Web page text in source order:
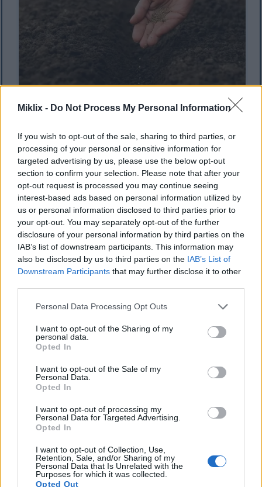
Miklix - Do Not Process My Personal Information
If you wish to opt-out of the sale, sharing to third parties, or
processing of your personal or sensitive information for
targeted advertising by us, please use the below opt-out
section to confirm your selection. Please note that after your
opt-out request is processed you may continue seeing
interest-based ads based on personal information utilized by
us or personal information disclosed to third parties prior to
your opt-out. You may separately opt-out of the further
disclosure of your personal information by third parties on the
IAB’s list of downstream participants. This information may
also be disclosed by us to third parties on the IAB’s List of
Downstream Participants that may further disclose it to other
Please note that this website/app uses one or more Google
not limited to your visit or usage behaviour. You may click to
grant or deny consent to Google and its third-party tags to
use your data for below specified purposes in below Google
consent section.
Personal Data Processing Opt Outs
I want to opt-out of the Sharing of my
personal data.
Opted In
I want to opt-out of the Sale of my
Personal Data.
Opted In
I want to opt-out of processing my
Personal Data for Targeted Advertising.
Opted In
I want to opt-out of Collection, Use,
Retention, Sale, and/or Sharing of my
Personal Data that Is Unrelated with the
Purposes for which it was collected.
Opted Out
حديقة تم حرثه حديثاً.
انقر أو اضغط على الصورة لمزيد من المعلومات ودقة أعلى.
التباعد والزراعة في الحاويات
في أحواض الحديقة، قم بتخفيف الشتلات لتصبح المسافة
بينها 7.5-10 سم بمجرد ظهور أوراقها الحقيقية الأولى. أما إذا
كنت تزرع الجرجير لإنتاج الخضراوات الورقية الصغيرة، فيمكنك
تقريب المسافة بينها أكثر (2.5-5 سم).
ينمو الجرجير بشكل ممتاز في الأواني، مما يجعله مثالياً للباحات
اختر وعاءً بعمق 15 سم على الأقل مع فتحات تصريف.
ازرع البذور على عمق ربع بوصة وبمسافة بوصة واحدة بين
قم بتخفيف النباتات لتصبح المسافة بينها 3 بوصات أو
احصد نبتة واحدة من كل اثنتين أثناء نموها.